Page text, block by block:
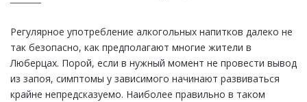
Регулярное употребление алкогольных напитков далеко не
так безопасно, как предполагают многие жители в
Люберцах. Порой, если в нужный момент не провести вывод
из запоя, симптомы у зависимого начинают развиваться
крайне непредсказуемо. Наиболее правильно в таком